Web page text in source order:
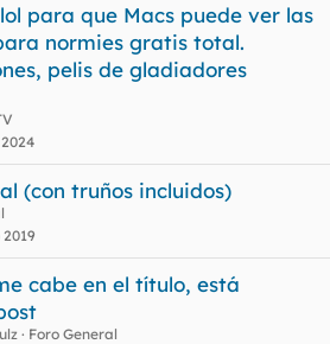
para que Macs puede ver las
normies gratis total.
pelis de gladiadores
(con truños incluidos)
2019
cabe en el título, está
Foro General